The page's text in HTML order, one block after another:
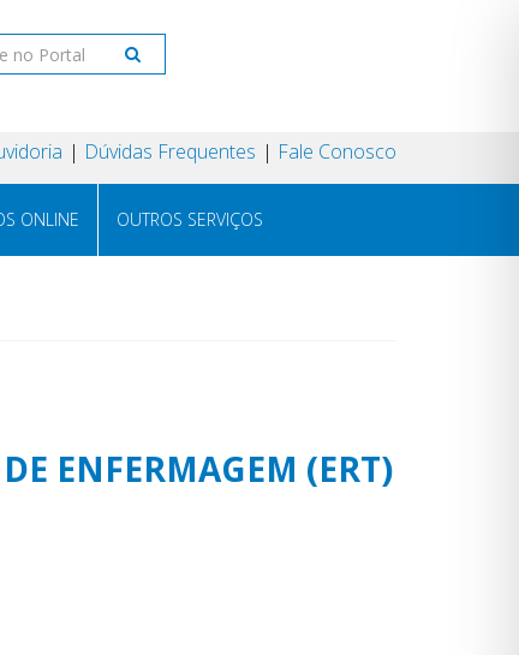
Dúvidas Frequentes Fale Conosco
ONLINE OUTROS SERVIÇOS
ENFERMAGEM (ERT)